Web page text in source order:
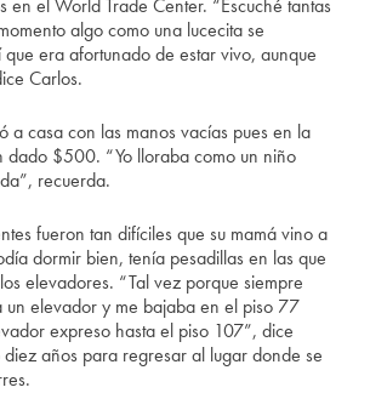
en el World Trade Center. “Escuché tantas
algo como una lucecita se
era afortunado de estar vivo, aunque
Carlos.
a casa con las manos vacías pues en la
dado $500. “Yo lloraba como un niño
recuerda.
fueron tan difíciles que su mamá vino a
dormir bien, tenía pesadillas en las que
elevadores. “Tal vez porque siempre
elevador y me bajaba en el piso 77
expreso hasta el piso 107”, dice
años para regresar al lugar donde se